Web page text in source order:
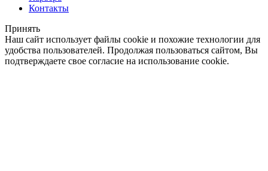
Контакты
Принять
Наш сайт использует файлы cookie и похожие технологии для
удобства пользователей. Продолжая пользоваться сайтом, Вы
подтверждаете свое согласие на использование cookie.